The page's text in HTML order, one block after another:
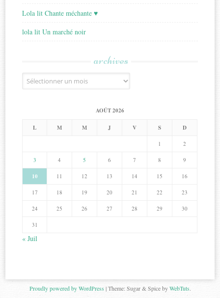
Lola lit Chante méchante ♥
lola lit Un marché noir
archives
Archives
AOÛT 2026
L M M J V S D
1 2
3 4 5 6 7 8 9
10 11 12 13 14 15 16
17 18 19 20 21 22 23
24 25 26 27 28 29 30
31
« Juil
Proudly powered by WordPress |Theme: Sugar & Spice byWebTuts.